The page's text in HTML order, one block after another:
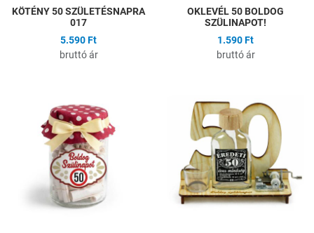
KÖTÉNY 50 SZÜLETÉSNAPRA
017
5.590 Ft
bruttó ár
OKLEVÉL 50 BOLDOG
SZÜLINAPOT!
1.590 Ft
bruttó ár
Hozzáadás a kívánságlistához
Összehasonlítás
Gyors nézet